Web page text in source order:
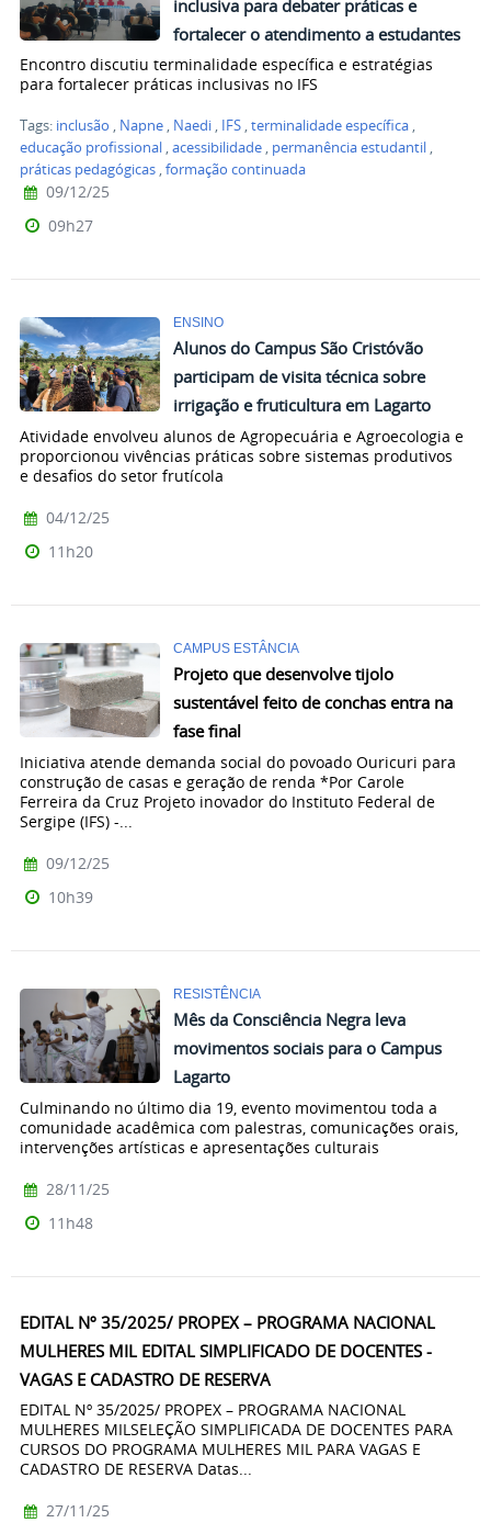
inclusiva para debater práticas e
fortalecer o atendimento a estudantes
Encontro discutiu terminalidade específica e estratégias
para fortalecer práticas inclusivas no IFS
Tags: inclusão , Napne, Naedi, IFS,terminalidade específica,
educação profissional,acessibilidade, permanência estudantil,
práticas pedagógicas,formação continuada
09/12/25
09h27
ENSINO
Alunos do Campus São Cristóvão
participam de visita técnica sobre
irrigação e fruticultura em Lagarto
Atividade envolveu alunos de Agropecuária e Agroecologia e
proporcionou vivências práticas sobre sistemas produtivos
e desafios do setor frutícola
04/12/25
11h20
CAMPUS ESTÂNCIA
Projeto que desenvolve tijolo
sustentável feito de conchas entra na
fase final
Iniciativa atende demanda social do povoado Ouricuri para
construção de casas e geração de renda *Por Carole
Ferreira da Cruz Projeto inovador do Instituto Federal de
Sergipe (IFS) -...
09/12/25
10h39
RESISTÊNCIA
Mês da Consciência Negra leva
movimentos sociais para o Campus
Lagarto
Culminando no último dia 19, evento movimentou toda a
comunidade acadêmica com palestras, comunicações orais,
intervenções artísticas e apresentações culturais
28/11/25
11h48
EDITAL Nº 35/2025/ PROPEX – PROGRAMA NACIONAL
MULHERES MIL EDITAL SIMPLIFICADO DE DOCENTES -
VAGAS E CADASTRO DE RESERVA
EDITAL Nº 35/2025/ PROPEX – PROGRAMA NACIONAL
MULHERES MILSELEÇÃO SIMPLIFICADA DE DOCENTES PARA
CURSOS DO PROGRAMA MULHERES MIL PARA VAGAS E
CADASTRO DE RESERVA Datas...
27/11/25